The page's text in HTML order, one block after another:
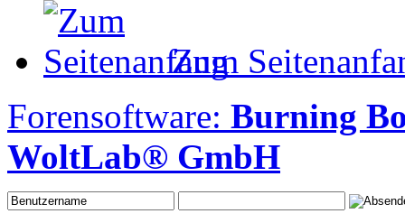
Zum
Forensoftware: Burning
WoltLab® GmbH